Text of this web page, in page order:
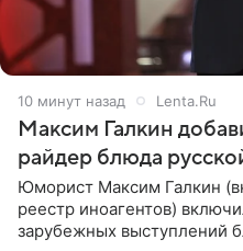
10 минут назад Lenta.Ru
Максим Галкин
райдер блюда
Юморист Максим Галкин
реестр иноагентов)
зарубежных выступлений